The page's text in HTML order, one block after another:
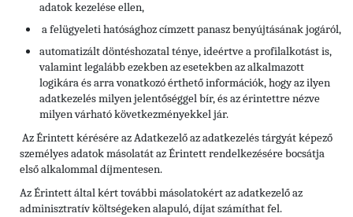
adatok kezelése ellen,
a felügyeleti hatósághoz címzett panasz benyújtásának jogáról,
automatizált döntéshozatal ténye, ideértve a profilalkotást is,
valamint legalább ezekben az esetekben az alkalmazott
logikára és arra vonatkozó érthető információk, hogy az ilyen
adatkezelés milyen jelentőséggel bír, és az érintettre nézve
milyen várható következményekkel jár.
Az Érintett kérésére az Adatkezelő az adatkezelés tárgyát képező
személyes adatok másolatát az Érintett rendelkezésére bocsátja
első alkalommal díjmentesen.
Az Érintett által kért további másolatokért az adatkezelő az
adminisztratív költségeken alapuló, díjat számíthat fel.